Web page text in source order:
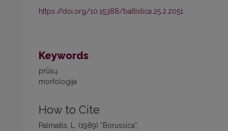
https://doi.org/10.15388/baltistica.25.2.2051
Keywords
prūsų
morfologija
How to Cite
Palmaitis, L. (1989) “Borussica”,